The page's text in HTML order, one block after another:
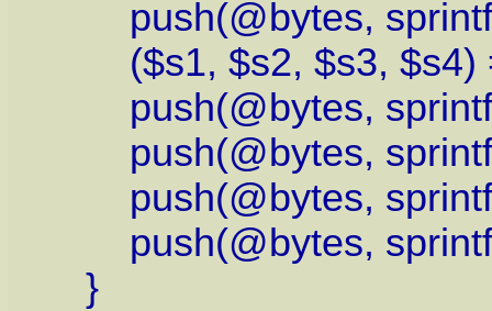
push(@bytes,
($s1, $s2, $s3, $s4)
push(@bytes,
push(@bytes,
push(@bytes,
push(@bytes,
}